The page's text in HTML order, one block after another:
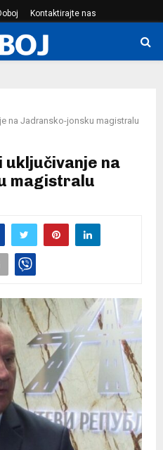
Kontaktirajte nas
na Јadransko-jonsku magistralu
uključivanje na
magistralu